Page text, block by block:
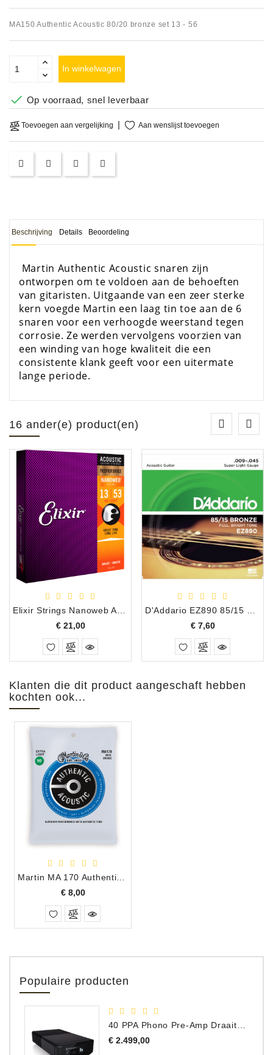
DEMO
OCCASIONS
DEMONSTRATIES
&
CLINICS
VERHUUR,
SERVICE
MA150 Authentic Acoustic 80/20 bronze set 13 - 56
In winkelwagen
 Op voorraad, snel leverbaar
Toevoegen aan vergelijking Aan wenslijst toevoegen
Beschrijving Details Beoordeling
Martin Authentic Acoustic snaren zijn
ontworpen om te voldoen aan de behoeften
van gitaristen. Uitgaande van een zeer sterke
kern voegde Martin een laag tin toe aan de 6
snaren voor een verhoogde weerstand tegen
corrosie. Ze werden vervolgens voorzien van
een winding van hoge kwaliteit die een
consistente klank geeft voor een uitermate
lange periode.
16 ander(e) product(en)
€ 21,00Prijs
€ 7,60Prijs
Klanten die dit product aangeschaft hebben
kochten ook...
€ 8,00Prijs
Populaire producten
€ 2.499,00Prijs